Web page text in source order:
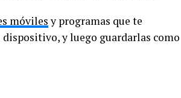
móvilesy programas que te
y luego guardarlas como